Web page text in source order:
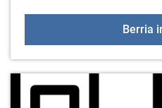
Berria